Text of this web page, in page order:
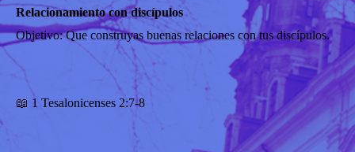
Relacionamiento con discípulos
Objetivo: Que construyas buenas relaciones con tus discípulos.
📖 1 Tesalonicenses 2:7-8